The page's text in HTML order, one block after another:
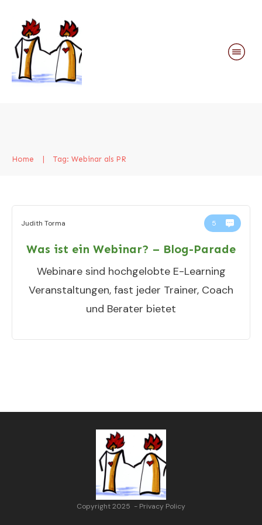
Home Tag: Webinar als PR
Judith Torma 5
Was ist ein Webinar? – Blog-Parade
Webinare sind hochgelobte E-Learning
Veranstaltungen, fast jeder Trainer, Coach
und Berater bietet
Copyright 2025 - Privacy Policy